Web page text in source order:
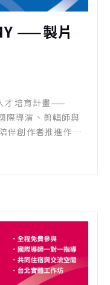
——製片
才培育計畫——
導演、剪輯師與
伴創作者推進作品
Lab 與
開放徵件。所有工
的整體規劃與製作
行規劃中發揮重要
邀請正在製作中的
透過與國際導師及
專案的製作策略、